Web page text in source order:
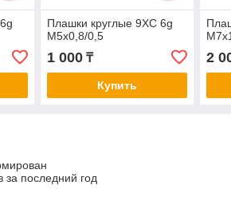
Плашки круглые 9ХС 6g
M5x0,8/0,5
1 000₸
Купить
2
за последний год